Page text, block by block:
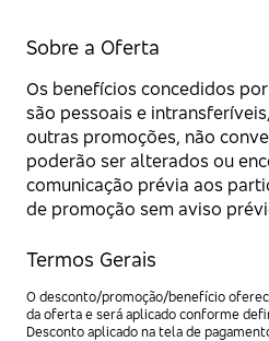
Sobre a Oferta
Os benefícios concedidos
são pessoais e
outras promoções, não
poderão ser alterados ou
comunicação prévia aos
de promoção sem aviso
Termos Gerais
O desconto/promoção/benefício
da oferta e será aplicado conforme
Desconto aplicado na tela de